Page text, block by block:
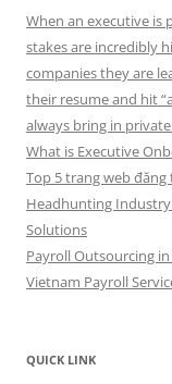
When an executive
stakes are incredibly
companies they are
their resume and hit
always bring in
What is Executive
Top 5 trang web
Headhunting Industry
Solutions
Payroll Outsourcing
Vietnam Payroll
QUICK LINK